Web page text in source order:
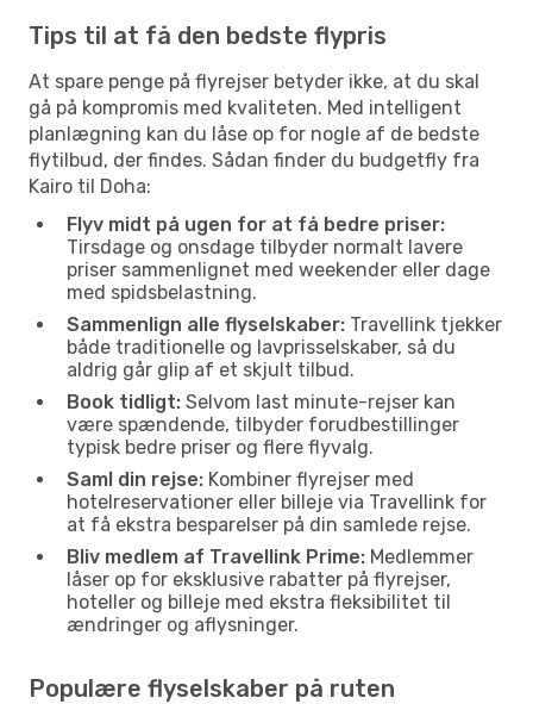
Tips til at få den bedste flypris
At spare penge på flyrejser betyder ikke, at du skal
gå på kompromis med kvaliteten. Med intelligent
planlægning kan du låse op for nogle af de bedste
flytilbud, der findes. Sådan finder du budgetfly fra
Kairo til Doha:
Flyv midt på ugen for at få bedre priser:
Tirsdage og onsdage tilbyder normalt lavere
priser sammenlignet med weekender eller dage
med spidsbelastning.
Sammenlign alle flyselskaber: Travellink tjekker
både traditionelle og lavprisselskaber, så du
aldrig går glip af et skjult tilbud.
Book tidligt: Selvom last minute-rejser kan
være spændende, tilbyder forudbestillinger
typisk bedre priser og flere flyvalg.
Saml din rejse: Kombiner flyrejser med
hotelreservationer eller billeje via Travellink for
at få ekstra besparelser på din samlede rejse.
Bliv medlem af Travellink Prime: Medlemmer
låser op for eksklusive rabatter på flyrejser,
hoteller og billeje med ekstra fleksibilitet til
ændringer og aflysninger.
Populære flyselskaber på ruten